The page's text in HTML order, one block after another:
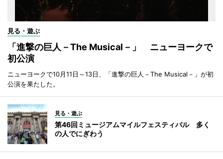
見る・遊ぶ
「進撃の巨人－The Musical－」 ニューヨークで
初公演
ニューヨークで10月11日～13日、「進撃の巨人－The Musical－」が初
公演を果たした。
見る・遊ぶ
第46回ミュージアムマイルフェスティバル 多く
の人でにぎわう